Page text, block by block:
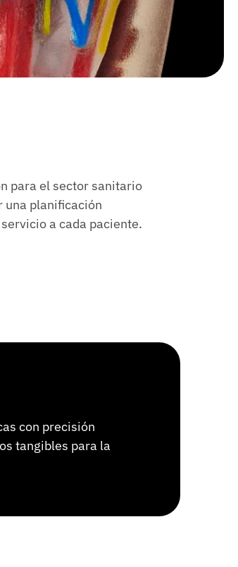
para el sector sanitario
una planificación
a cada paciente.
con precisión
tangibles para la